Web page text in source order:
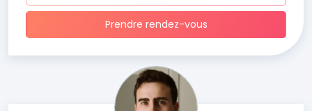
Prendre rendez-vous